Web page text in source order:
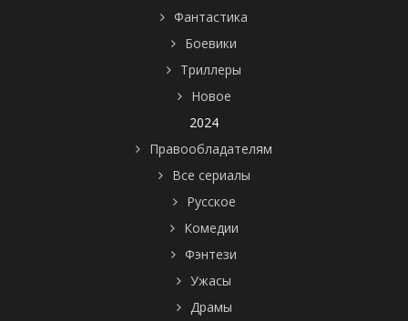
Фантастика
Боевики
Триллеры
Новое
2024
Правообладателям
Все сериалы
Русское
Комедии
Фэнтези
Ужасы
Драмы